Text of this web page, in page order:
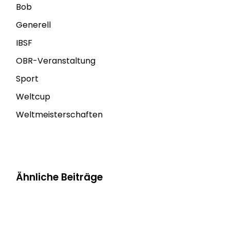
Bob
Generell
IBSF
OBR-Veranstaltung
Sport
Weltcup
Weltmeisterschaften
Ähnliche Beiträge